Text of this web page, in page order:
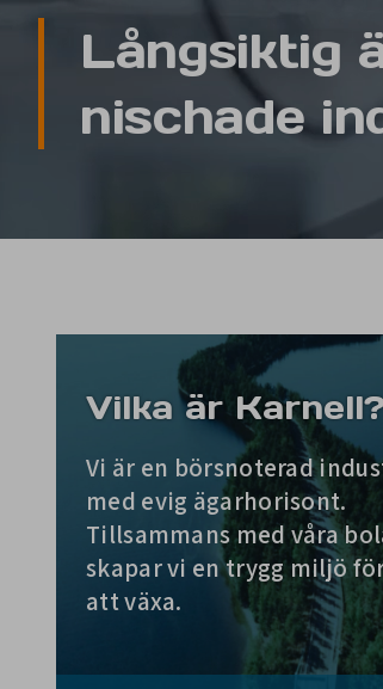
Vilka är Karnell?
Vi är en börsnoterad
med evig ägarhorisont.
Tillsammans med våra
skapar vi en trygg miljö
att växa.
Långsiktig
nischade